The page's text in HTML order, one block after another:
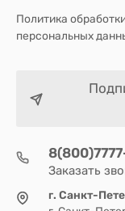
Политика
персональных
Заказать
г. Санкт-